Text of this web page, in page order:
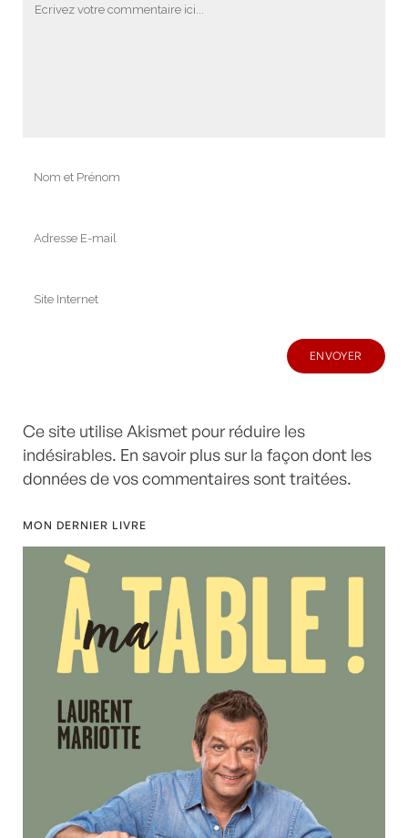
Ce site utilise Akismet pour réduire les
indésirables. En savoir plus sur la façon dont les
données de vos commentaires sont traitées.
MON DERNIER LIVRE